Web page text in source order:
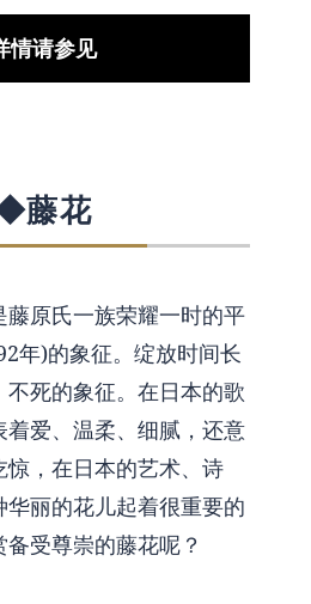
情请参见
藤花
原氏一族荣耀一时的平
年)的象征。绽放时间长
死的象征。在日本的歌
爱、温柔、细腻，还意
，在日本的艺术、诗
丽的花儿起着很重要的
受尊崇的藤花呢？